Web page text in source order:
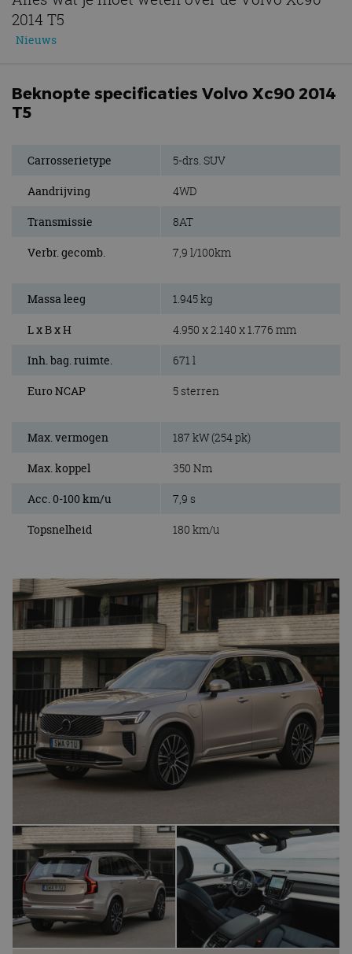
Nieuws
2014 T5
Beknopte specificaties Volvo Xc90 2014
T5
Carrosserietype 5-drs. SUV
Aandrijving 4WD
Transmissie 8AT
Verbr. gecomb. 7,9 l/100km
Massa leeg 1.945 kg
L x B x H 4.950 x 2.140 x 1.776 mm
Inh. bag. ruimte. 671 l
Euro NCAP 5 sterren
Max. vermogen 187 kW (254 pk)
Max. koppel 350 Nm
Acc. 0-100 km/u 7,9 s
Topsnelheid 180 km/u